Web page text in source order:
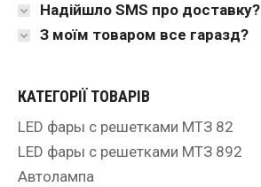
Надійшло SMS про доставку?
З моїм товаром все гаразд?
КАТЕГОРІЇ ТОВАРІВ
LED фары с решетками МТЗ 82
LED фары с решетками МТЗ 892
Автолампа